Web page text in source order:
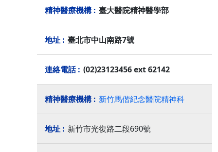
臺大醫院精神醫學部
臺北市中山南路7號
(02)23123456 ext 62142
新竹馬偕紀念醫院精神科
新竹市光復路二段690號